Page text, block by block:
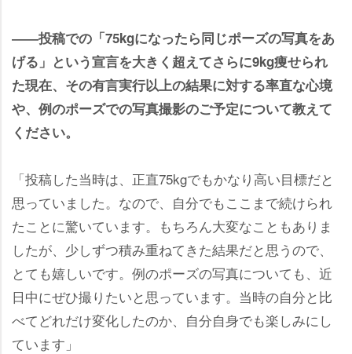
――投稿での「75kgになったら同じポーズの写真をあ
げる」という宣言を大きく超えてさらに9kg痩せられ
た現在、その有言実行以上の結果に対する率直な心境
、例のポーズでの写真撮影のご予定について教えて
ください。
「投稿した当時は、正直75kgでもかなり高い目標だと
思っていました。なので、自分でもここまで続けられ
たことに驚いています。もちろん大変なこともありま
したが、少しずつ積み重ねてきた結果だと思うので、
とても嬉しいです。例のポーズの写真についても、近
日中にぜひ撮りたいと思っています。当時の自分と比
べてどれだけ変化したのか、自分自身でも楽しみにし
ています」